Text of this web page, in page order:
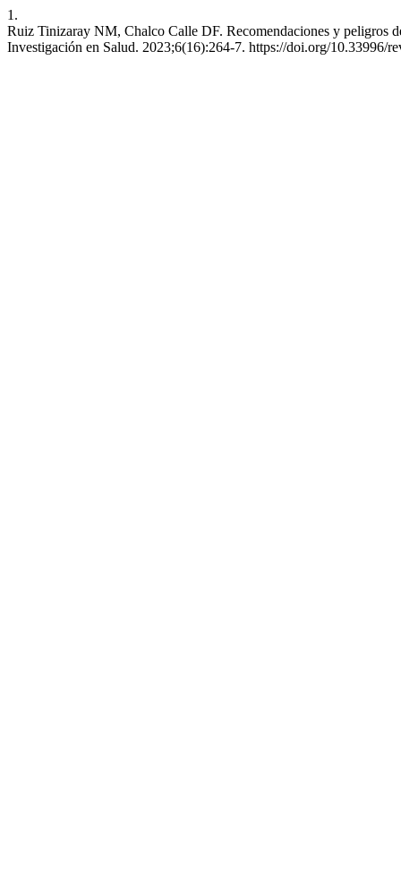
1.
Ruiz Tinizaray NM, Chalco Calle DF. Recomendaciones y peligros
Investigación en Salud. 2023;6(16):264-7. https://doi.org/10.33996/